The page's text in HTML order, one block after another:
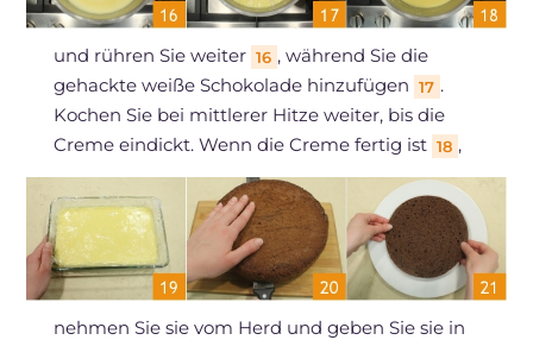
und rühren Sie weiter 16 , während Sie die
gehackte weiße Schokolade hinzufügen 17 .
Kochen Sie bei mittlerer Hitze weiter, bis die
Creme eindickt. Wenn die Creme fertig ist 18 ,
nehmen Sie sie vom Herd und geben Sie sie in